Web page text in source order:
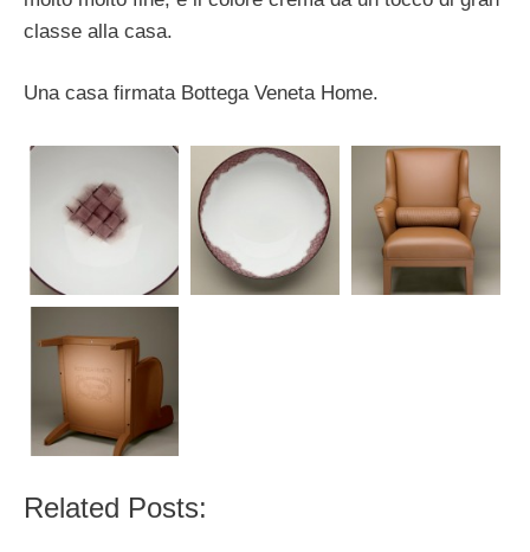
classe alla casa.
Una casa firmata Bottega Veneta Home.
Related Posts: